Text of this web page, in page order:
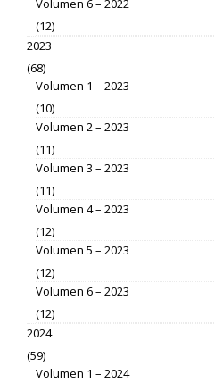
Volumen 6 – 2022
(12)
2023
(68)
Volumen 1 – 2023
(10)
Volumen 2 – 2023
(11)
Volumen 3 – 2023
(11)
Volumen 4 – 2023
(12)
Volumen 5 – 2023
(12)
Volumen 6 – 2023
(12)
2024
(59)
Volumen 1 – 2024